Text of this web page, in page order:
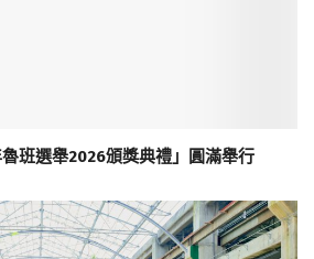
班選舉2026頒獎典禮」圓滿舉行